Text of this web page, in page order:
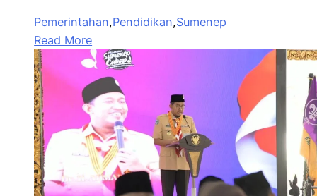
Pemerintahan,Pendidikan,Sumenep
Read More